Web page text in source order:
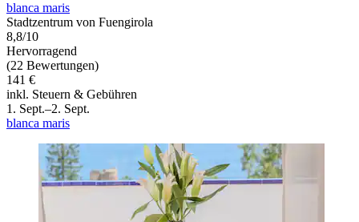
blanca maris
Stadtzentrum von Fuengirola
8,8/10
Hervorragend
(22 Bewertungen)
141 €
inkl. Steuern & Gebühren
1. Sept.–2. Sept.
blanca maris